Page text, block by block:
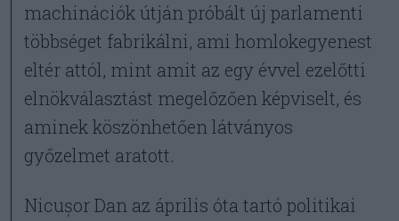
machinációk útján próbált új parlamenti
többséget fabrikálni, ami homlokegyenest
eltér attól, mint amit az egy évvel ezelőtti
elnökválasztást megelőzően képviselt, és
aminek köszönhetően látványos
győzelmet aratott.
Nicușor Dan az április óta tartó politikai